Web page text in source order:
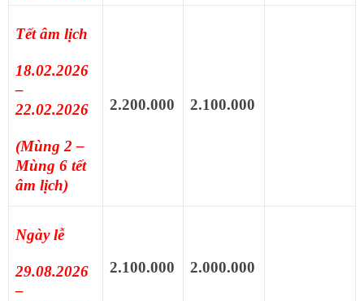
Tết âm lịch
18.02.2026
–
22.02.2026
(Mùng 2 –
Mùng 6 tết
âm lịch)
2.200.000 2.100.000
Ngày lễ
29.08.2026
–
2.100.000 2.000.000